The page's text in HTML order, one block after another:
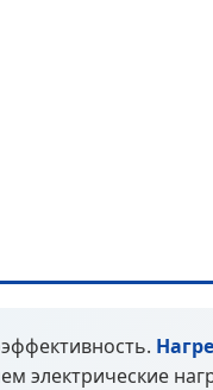
электрические